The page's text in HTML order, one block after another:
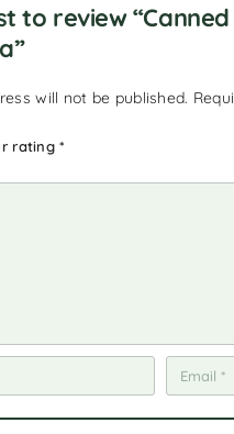
to review
will not be published.
rating*